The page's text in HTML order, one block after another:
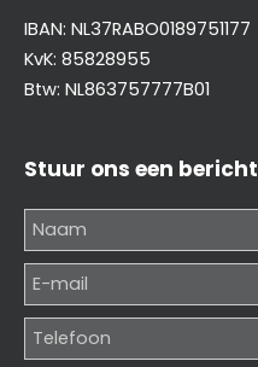
IBAN: NL37RABO0189751177
KvK: 85828955
Btw: NL863757777B01
Stuur ons een bericht